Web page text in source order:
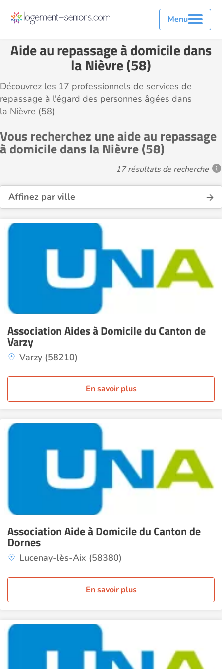
Menu
Aide au repassage à domicile dans
la Nièvre (58)
Découvrez les 17 professionnels de services de
repassage à l'égard des personnes âgées dans
la Nièvre (58).
Vous recherchez une aide au repassage
à domicile dans la Nièvre (58)
17 résultats de recherche
Affinez par ville
Association Aides à Domicile du Canton de
Varzy
Varzy (58210)
En savoir plus
Association Aide à Domicile du Canton de
Dornes
Lucenay-lès-Aix (58380)
En savoir plus